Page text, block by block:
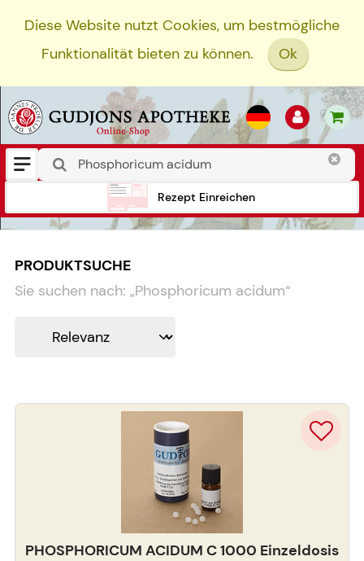
Diese Website nutzt Cookies, um bestmögliche
Funktionalität bieten zu können.
Ok
Rezept Einreichen
PRODUKTSUCHE
Sie suchen nach: „Phosphoricum acidum“
PHOSPHORICUM ACIDUM C 1000 Einzeldosis